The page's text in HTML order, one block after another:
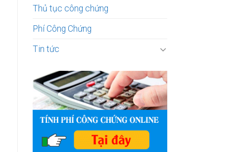
Thủ tục công chứng
Phí Công Chứng
Tin tức